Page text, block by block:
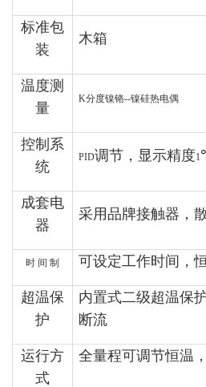
标准包
装
木箱
温度测
量
K分度镍铬--镍硅热电偶
控制系
统
PID调节，显示精度1
成套电
器
采用品牌接触器，
时 间 制 可设定工作时间，
超温保
护
内置式二级超温保
断流
运行方
式
全量程可调节恒温